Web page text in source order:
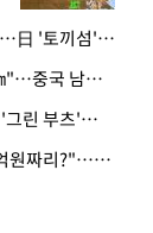
· "관광객이 뿌린 먹이 따라왔나"…日 '토끼섬' 멧돼지, 토끼까지 사냥
· "24년 전 펜팔 친구 찾아 3000㎞"…중국 남성 사연에 '뭉클'
· 30년째 에베레스트에 얼어붙은 '그린 부츠'…드디어 가족 품으로
· "'꽝'인 줄 알고 버린 복권이 16억원짜리?"…극적으로 되찾은 사연